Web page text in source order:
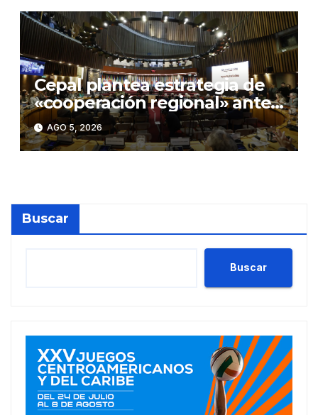
Cepal plantea estrategia de
«cooperación regional» ante
«rupturas» en geopolítica
global
AGO 5, 2026
Buscar
Buscar